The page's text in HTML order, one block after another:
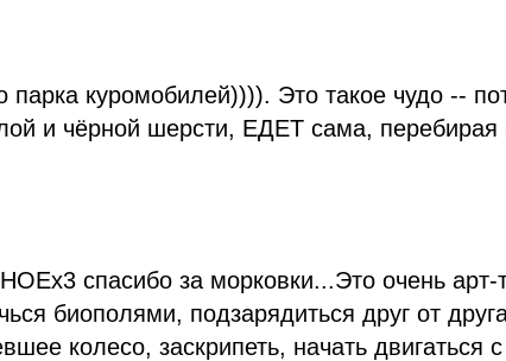
куромобилей)))). Это такое чудо --
и чёрной шерсти, ЕДЕТ сама,
спасибо за морковки...Это очень арт-
биополями, подзарядиться друг от
колесо, заскрипеть, начать двигаться